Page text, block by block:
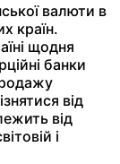
валюти в
країн.
щодня
банки
від
від
і